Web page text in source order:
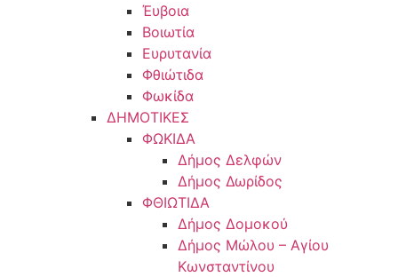
Έυβοια
Βοιωτία
Ευρυτανία
Φθιώτιδα
Φωκίδα
ΔΗΜΟΤΙΚΕΣ
ΦΩΚΙΔΑ
Δήμος Δελφών
Δήμος Δωρίδος
ΦΘΙΩΤΙΔΑ
Δήμος Δομοκού
Δήμος Μώλου – Αγίου
Κωνσταντίνου